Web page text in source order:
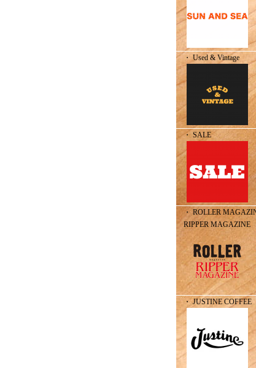
・ Used & Vintage
・ SALE
・ ROLLER
RIPPER MAGAZINE
・ JUSTINE COFFEE